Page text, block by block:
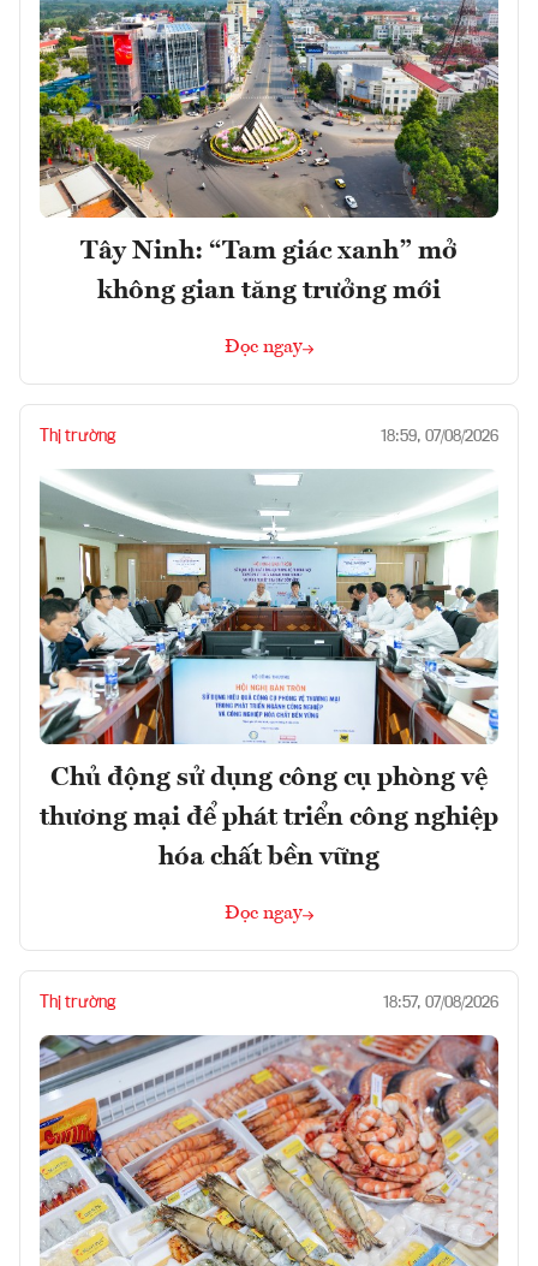
Tây Ninh: “Tam giác xanh” mở
không gian tăng trưởng mới
Đọc ngay
Thị trường 18:59, 07/08/2026
Chủ động sử dụng công cụ phòng vệ
thương mại để phát triển công nghiệp
hóa chất bền vững
Đọc ngay
Thị trường 18:57, 07/08/2026